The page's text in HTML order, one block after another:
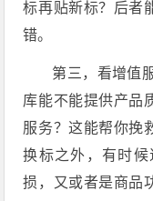
标再贴新标？后者
错。
第三，看增值
库能不能提供产品
服务？这能帮你挽
换标之外，有时
损，又或者是商品